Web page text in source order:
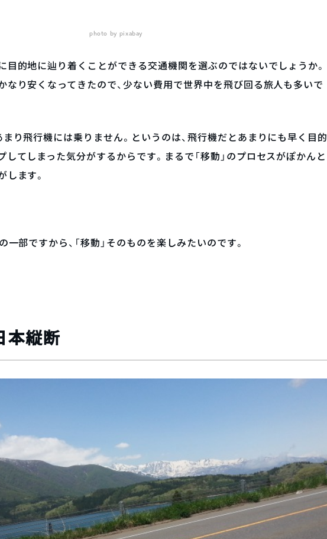
photo by pixabay
目的地に辿り着くことができる交通機関を選ぶのではないでしょうか。
なり安くなってきたので、少ない費用で世界中を飛び回る旅人も多いで
まり飛行機には乗りません。というのは、飛行機だとあまりにも早く目的
てしまった気分がするからです。まるで「移動」のプロセスがぽかんと
ます。
一部ですから、「移動」そのものを楽しみたいのです。
本縦断